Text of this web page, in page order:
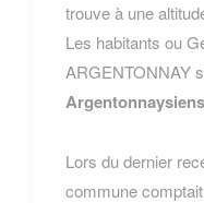
trouve à une
Les habitants ou
ARGENTONNAY
Argentonnaysiens
Lors du dernier
commune